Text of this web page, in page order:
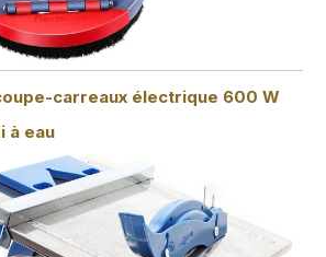
carreaux électrique 600 W
à eau